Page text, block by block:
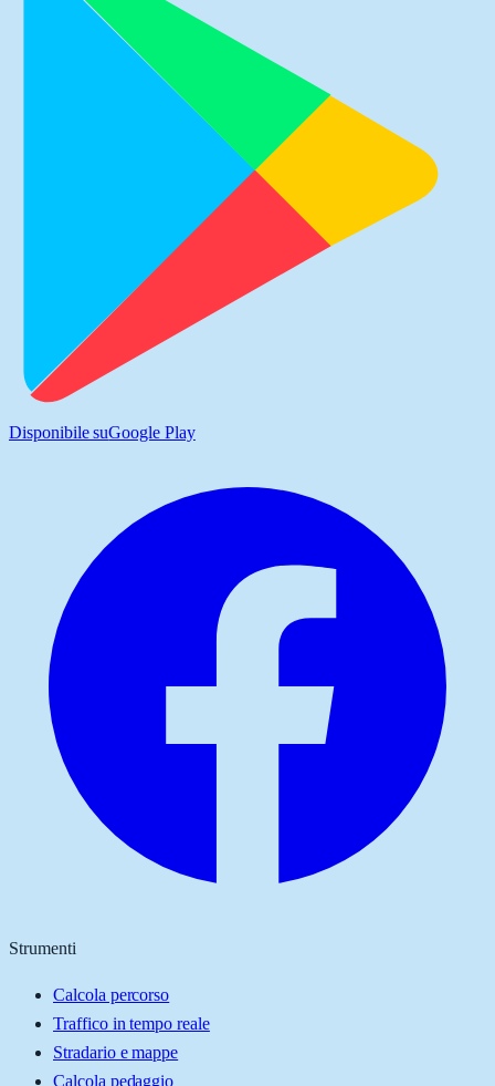
Disponibile suGoogle Play
Strumenti
Calcola percorso
Traffico in tempo reale
Stradario e mappe
Calcola pedaggio